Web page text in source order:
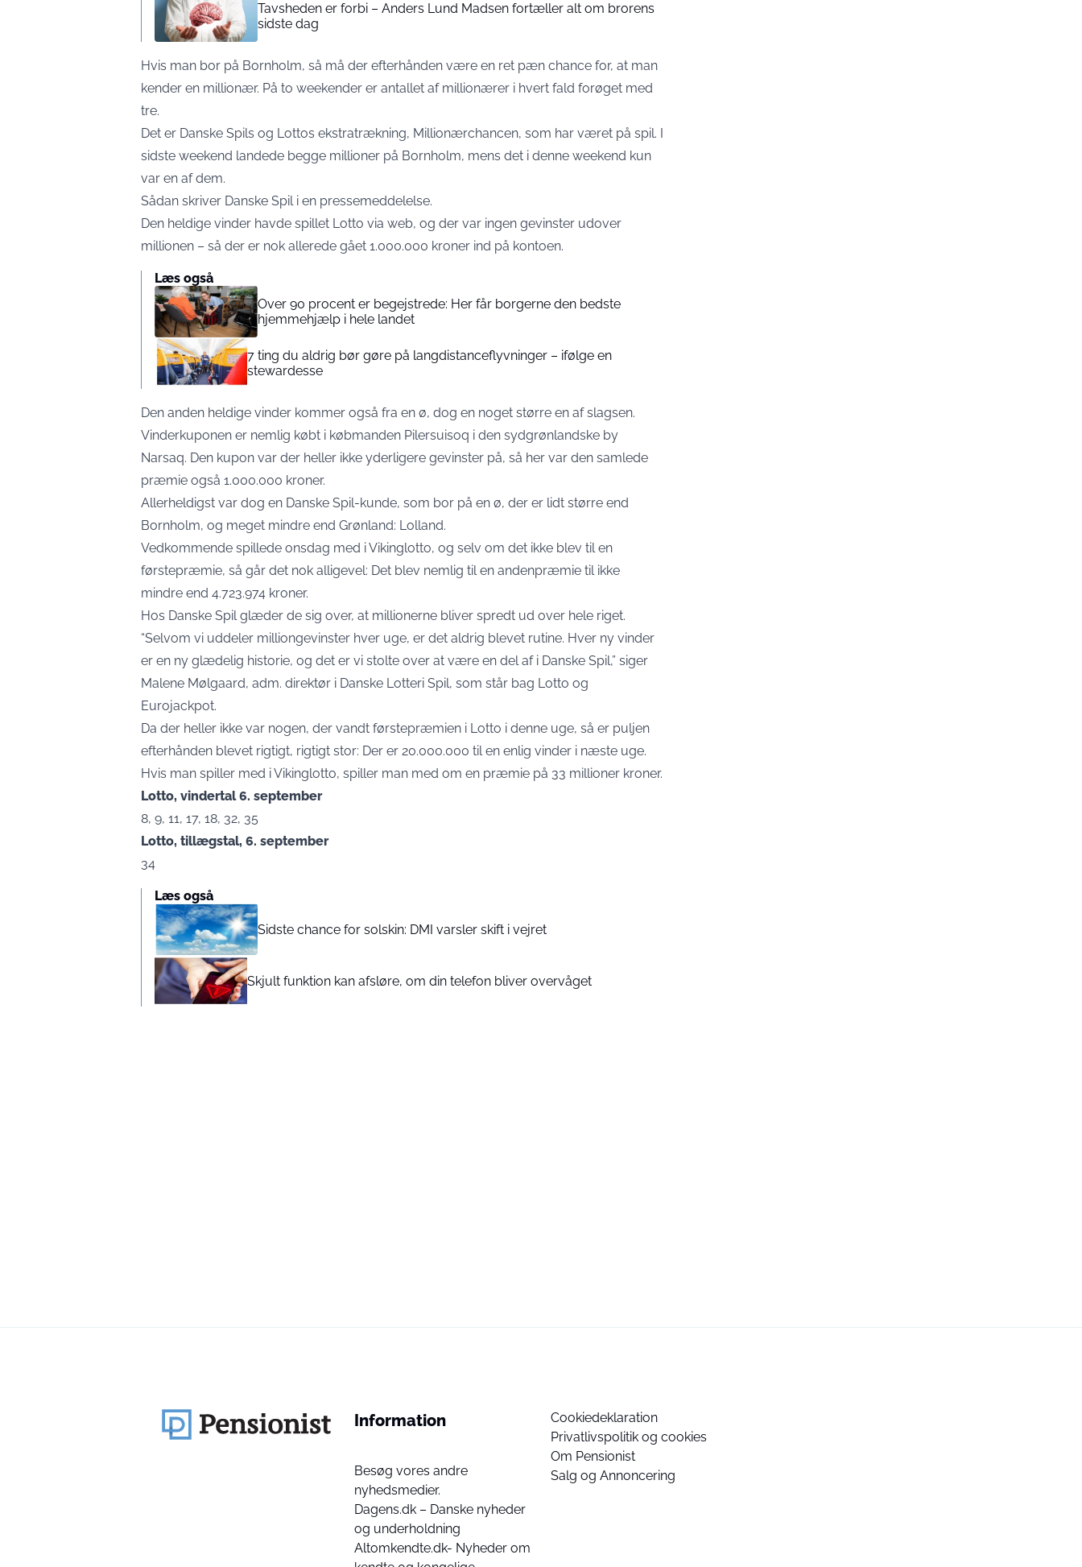
Tavsheden er forbi – Anders Lund Madsen fortæller alt om brorens
sidste dag
Hvis man bor på Bornholm, så må der efterhånden være en ret pæn chance for, at man
kender en millionær. På to weekender er antallet af millionærer i hvert fald forøget med
tre.
Det er Danske Spils og Lottos ekstratrækning, Millionærchancen, som har været på spil. I
sidste weekend landede begge millioner på Bornholm, mens det i denne weekend kun
var en af dem.
Sådan skriver Danske Spil i en pressemeddelelse.
Den heldige vinder havde spillet Lotto via web, og der var ingen gevinster udover
millionen – så der er nok allerede gået 1.000.000 kroner ind på kontoen.
Læs også
Over 90 procent er begejstrede: Her får borgerne den bedste
hjemmehjælp i hele landet
7 ting du aldrig bør gøre på langdistanceflyvninger – ifølge en
stewardesse
Den anden heldige vinder kommer også fra en ø, dog en noget større en af slagsen.
Vinderkuponen er nemlig købt i købmanden Pilersuisoq i den sydgrønlandske by
Narsaq. Den kupon var der heller ikke yderligere gevinster på, så her var den samlede
præmie også 1.000.000 kroner.
Allerheldigst var dog en Danske Spil-kunde, som bor på en ø, der er lidt større end
Bornholm, og meget mindre end Grønland: Lolland.
Vedkommende spillede onsdag med i Vikinglotto, og selv om det ikke blev til en
førstepræmie, så går det nok alligevel: Det blev nemlig til en andenpræmie til ikke
mindre end 4.723.974 kroner.
Hos Danske Spil glæder de sig over, at millionerne bliver spredt ud over hele riget.
“Selvom vi uddeler milliongevinster hver uge, er det aldrig blevet rutine. Hver ny vinder
er en ny glædelig historie, og det er vi stolte over at være en del af i Danske Spil,” siger
Malene Mølgaard, adm. direktør i Danske Lotteri Spil, som står bag Lotto og
Eurojackpot.
Da der heller ikke var nogen, der vandt førstepræmien i Lotto i denne uge, så er puljen
efterhånden blevet rigtigt, rigtigt stor: Der er 20.000.000 til en enlig vinder i næste uge.
Hvis man spiller med i Vikinglotto, spiller man med om en præmie på 33 millioner kroner.
Lotto, vindertal 6. september
8, 9, 11, 17, 18, 32, 35
Lotto, tillægstal, 6. september
34
Læs også
Sidste chance for solskin: DMI varsler skift i vejret
Skjult funktion kan afsløre, om din telefon bliver overvåget
Information
Besøg vores andre
nyhedsmedier.
Dagens.dk – Danske nyheder
og underholdning
Altomkendte.dk- Nyheder om
Cookiedeklaration
Privatlivspolitik og cookies
Om Pensionist
Salg og Annoncering